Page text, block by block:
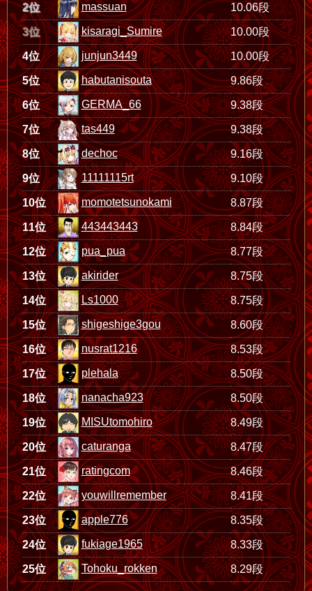
2位 massuan 10.06段
3位 kisaragi_Sumire 10.00段
4位 junjun3449 10.00段
5位 habutanisouta 9.86段
6位 GERMA_66 9.38段
7位 tas449 9.38段
8位 dechoc 9.16段
9位 11111115rt 9.10段
10位 momotetsunokami 8.87段
11位 443443443 8.84段
12位 pua_pua 8.77段
13位 akirider 8.75段
14位 Ls1000 8.75段
15位 shigeshige3gou 8.60段
16位 nusrat1216 8.53段
17位 plehala 8.50段
18位 nanacha923 8.50段
19位 MISUtomohiro 8.49段
20位 caturanga 8.47段
21位 ratingcom 8.46段
22位 youwillremember 8.41段
23位 apple776 8.35段
24位 fukiage1965 8.33段
25位 Tohoku_rokken 8.29段